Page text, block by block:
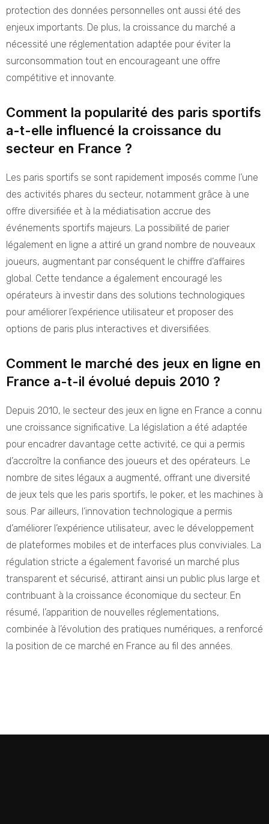
protection des données personnelles ont aussi été des
enjeux importants. De plus, la croissance du marché a
nécessité une réglementation adaptée pour éviter la
surconsommation tout en encourageant une offre
compétitive et innovante.
Comment la popularité des paris sportifs
a-t-elle influencé la croissance du
secteur en France ?
Les paris sportifs se sont rapidement imposés comme l’une
des activités phares du secteur, notamment grâce à une
offre diversifiée et à la médiatisation accrue des
événements sportifs majeurs. La possibilité de parier
légalement en ligne a attiré un grand nombre de nouveaux
joueurs, augmentant par conséquent le chiffre d’affaires
global. Cette tendance a également encouragé les
opérateurs à investir dans des solutions technologiques
pour améliorer l’expérience utilisateur et proposer des
options de paris plus interactives et diversifiées.
Comment le marché des jeux en ligne en
France a-t-il évolué depuis 2010 ?
Depuis 2010, le secteur des jeux en ligne en France a connu
une croissance significative. La législation a été adaptée
pour encadrer davantage cette activité, ce qui a permis
d’accroître la confiance des joueurs et des opérateurs. Le
nombre de sites légaux a augmenté, offrant une diversité
de jeux tels que les paris sportifs, le poker, et les machines à
sous. Par ailleurs, l’innovation technologique a permis
d’améliorer l’expérience utilisateur, avec le développement
de plateformes mobiles et de interfaces plus conviviales. La
régulation stricte a également favorisé un marché plus
transparent et sécurisé, attirant ainsi un public plus large et
contribuant à la croissance économique du secteur. En
résumé, l’apparition de nouvelles réglementations,
combinée à l’évolution des pratiques numériques, a renforcé
la position de ce marché en France au fil des années.